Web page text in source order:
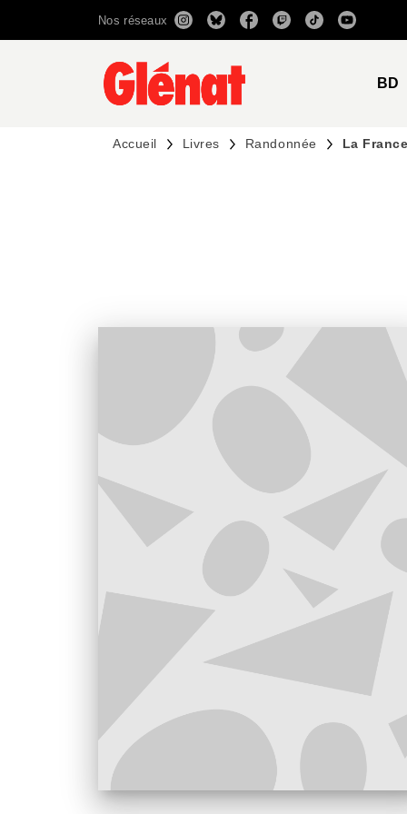
RECHERCHE CONTENU
Nos réseaux
BD
Accueil Livres Randonnée La